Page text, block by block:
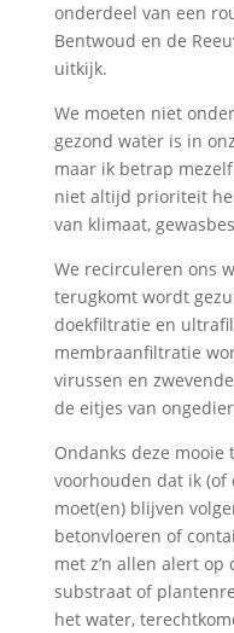
onderdeel van een
Bentwoud en de
uitkijk.
We moeten niet
gezond water is in
maar ik betrap
niet altijd prioriteit
van klimaat,
We recirculeren ons
terugkomt wordt
doekfiltratie en
membraanfiltratie
virussen en
de eitjes van
Ondanks deze
voorhouden dat ik
moet(en) blijven
betonvloeren of
met z’n allen alert
substraat of
het water,